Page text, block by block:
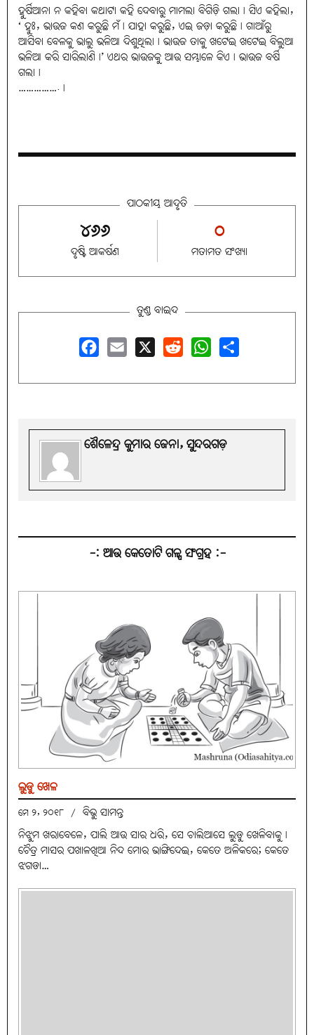
ହୁର୍ଷିଆନା ନ କହିବା କଥାଟା କହି ଦେବାରୁ ମାମଲା ବିଗିଡ଼ି ଗଲା। ସିଏ କହିଲା,
‘ ହୁଃ, ଭାଉଜ କଣ କରୁଛି ମଁ। ଯାହା କରୁଛି, ଏଇ ଜଡ଼ା କରୁଛି। ଗାଆଁରୁ
ଆସିବା ବେଳକୁ ଭାଲୁ ଭଳିଆ ଦିଶୁଥିଲା। ଭାଉଜ ତାକୁ ଖଟେଇ ଖଟେଇ ବିଲୁଆ
ଭଳିଆ କରି ସାରିଲାଣି।’ ଏଥର ଭାଉଜକୁ ଆଉ ସମ୍ଭାଳେ କିଏ। ଭାଉଜ ବର୍ଷି
ଗଲା।
…………….।
ପାଠକୀୟ ଆଦୃତି
୪୬୬
ଦୃଷ୍ଟି ଆକର୍ଷଣ
୦
ମତାମତ ସଂଖ୍ୟା
ତୁଣ୍ଡ ବାଇଦ
ଶୈଳେନ୍ଦ୍ର କୁମାର ଜେନା, ସୁନ୍ଦରଗଡ଼
-: ଆଉ କେତୋଟି ଗଳ୍ପ ସଂଗ୍ରହ :-
ଲୁଡୁ ଖେଳ
ମେ ୨, ୨୦୧୮ / ବିଭୁ ସାମନ୍ତ
ନିଝୁମ ଖରାବେଳେ, ପାଲି ଆଉ ସାର ଧରି, ସେ ଚାଲିଆସେ ଲୁଡୁ ଖେଳିବାକୁ।
ଚୈତ୍ର ମାସର ପଖାଳଖିଆ ନିଦ ମୋର ଭାଙ୍ଗିଦେଇ, କେତେ ଅଳିକରେ; କେତେ
ଝଗଡା…